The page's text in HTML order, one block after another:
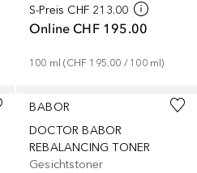
S-Preis CHF 213.00
Online CHF 195.00
100 ml (CHF 195.00 / 100 ml)
BABOR
DOCTOR BABOR
REBALANCING TONER
Gesichtstoner